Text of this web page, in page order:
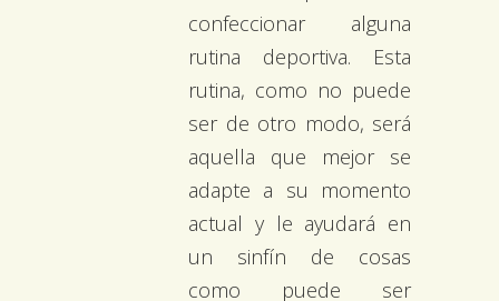
confeccionar alguna
rutina deportiva. Esta
rutina, como no puede
ser de otro modo, será
aquella que mejor se
adapte a su momento
actual y le ayudará en
un sinfín de cosas
como puede ser